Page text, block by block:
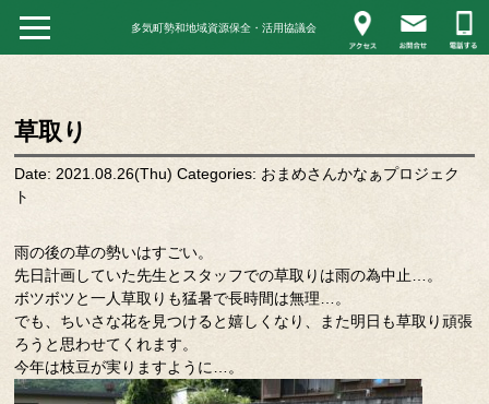
多気町勢和地域資源保全・活用協議会
草取り
Date: 2021.08.26(Thu) Categories: おまめさんかなぁプロジェク
ト
雨の後の草の勢いはすごい。
先日計画していた先生とスタッフでの草取りは雨の為中止…。
ボツボツと一人草取りも猛暑で長時間は無理…。
でも、ちいさな花を見つけると嬉しくなり、また明日も草取り頑張
ろうと思わせてくれます。
今年は枝豆が実りますように…。